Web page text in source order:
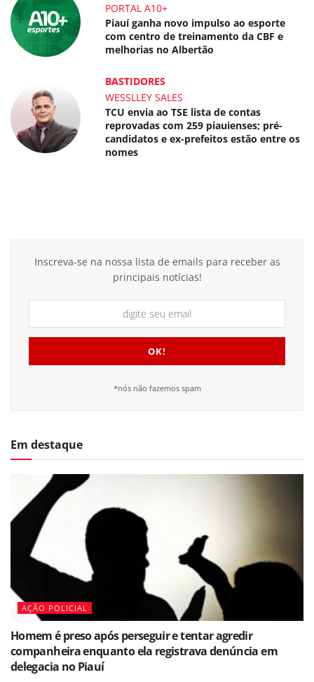
PORTAL A10+
Piauí ganha novo impulso ao esporte
com centro de treinamento da CBF e
melhorias no Albertão
BASTIDORES
WESSLLEY SALES
TCU envia ao TSE lista de contas
reprovadas com 259 piauienses; pré-
candidatos e ex-prefeitos estão entre os
nomes
Inscreva-se na nossa lista de emails para receber as
principais notícias!
*nós não fazemos spam
Em destaque
AÇÃO POLICIAL
Homem é preso após perseguir e tentar agredir
companheira enquanto ela registrava denúncia em
delegacia no Piauí